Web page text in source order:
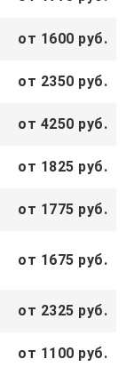
от 1600 руб.
от 2350 руб.
от 4250 руб.
от 1825 руб.
от 1775 руб.
от 1675 руб.
от 2325 руб.
от 1100 руб.